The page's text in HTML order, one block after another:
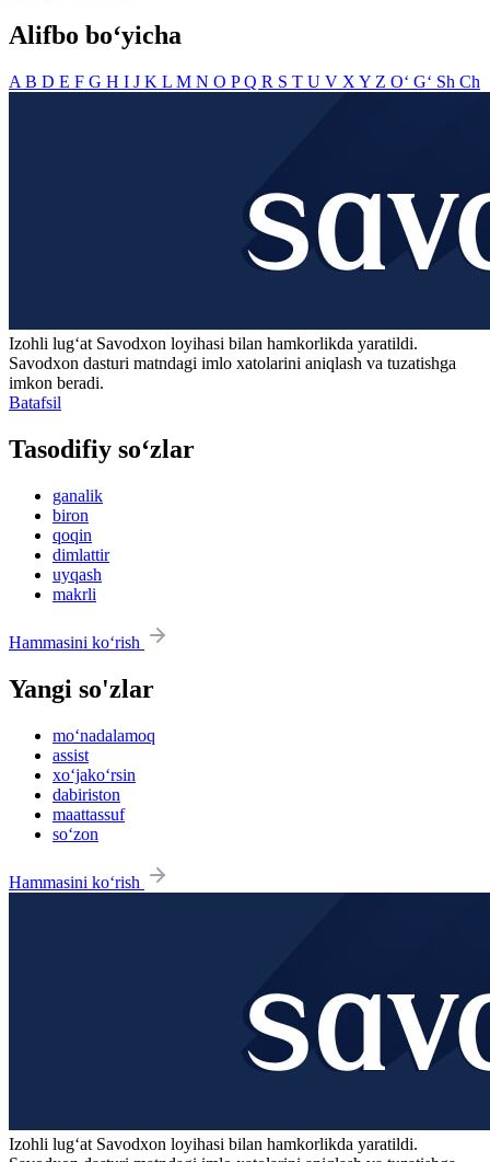
Alifbo bo‘yicha
A B D E F G H I J K L M N O PQ R S T U V X Y Z O‘ G‘ Sh Ch
Izohli lugʻat Savodxon loyihasi bilan hamkorlikda yaratildi.
Savodxon dasturi matndagi imlo xatolarini aniqlash va tuzatishga
imkon beradi.
Batafsil
Tasodifiy so‘zlar
ganalik
biron
qoqin
dimlattir
uyqash
makrli
Hammasini ko‘rish
Yangi so'zlar
mo‘nadalamoq
assist
xo‘jako‘rsin
dabiriston
maattassuf
so‘zon
Hammasini ko‘rish
Izohli lugʻat Savodxon loyihasi bilan hamkorlikda yaratildi.